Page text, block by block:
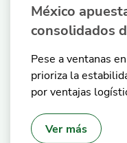
México
consolidados
Pese a ventanas
prioriza la
por ventajas
Ver más